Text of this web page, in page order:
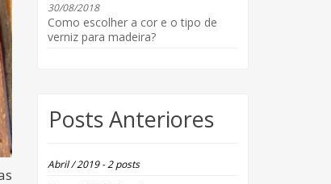
30/08/2018
Como escolher a cor e o tipo de
verniz para madeira?
Posts Anteriores
Abril / 2019 - 2 posts